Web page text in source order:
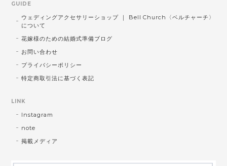
GUIDE
ウェディングアクセサリーショップ ｜ Bell Church〈ベルチャーチ〉
について
花嫁様のための結婚式準備ブログ
お問い合わせ
プライバシーポリシー
特定商取引法に基づく表記
LINK
Instagram
note
掲載メディア